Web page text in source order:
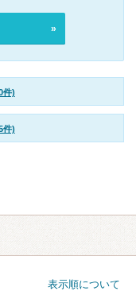
件)
件)
表示順について